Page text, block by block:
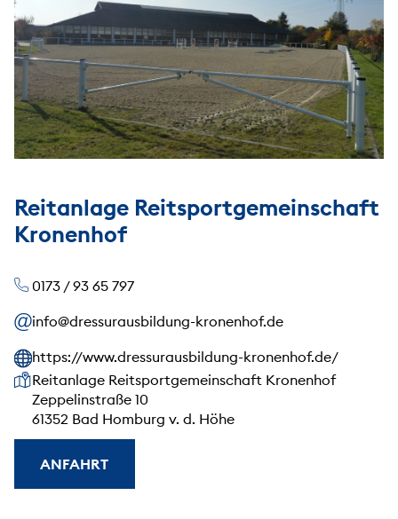
Reitanlage Reitsportgemeinschaft
Kronenhof
0173 / 93 65 797
info@dressurausbildung-kronenhof.de
https://www.dressurausbildung-kronenhof.de/
Unsere Anschrift
Reitanlage Reitsportgemeinschaft Kronenhof
Zeppelinstraße 10
61352 Bad Homburg v. d. Höhe
ANFAHRT